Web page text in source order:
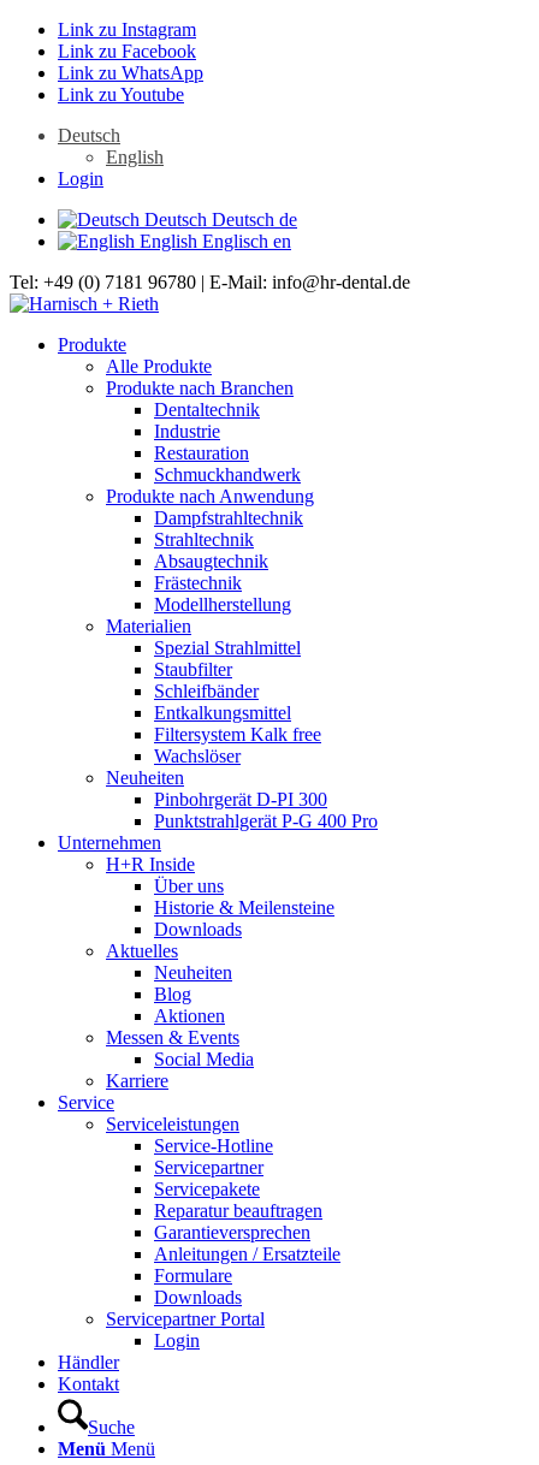
Link zu Instagram
Link zu Facebook
Link zu WhatsApp
Link zu Youtube
Deutsch
English
Login
Deutsch Deutsch de
English Englisch en
Tel: +49 (0) 7181 96780 | E-Mail: info@hr-dental.de
Produkte
Alle Produkte
Produkte nach Branchen
Dentaltechnik
Industrie
Restauration
Schmuckhandwerk
Produkte nach Anwendung
Dampfstrahltechnik
Strahltechnik
Absaugtechnik
Frästechnik
Modellherstellung
Materialien
Spezial Strahlmittel
Staubfilter
Schleifbänder
Entkalkungsmittel
Filtersystem Kalk free
Wachslöser
Neuheiten
Pinbohrgerät D-PI 300
Punktstrahlgerät P-G 400 Pro
Unternehmen
H+R Inside
Über uns
Historie & Meilensteine
Downloads
Aktuelles
Neuheiten
Blog
Aktionen
Messen & Events
Social Media
Karriere
Service
Serviceleistungen
Service-Hotline
Servicepartner
Servicepakete
Reparatur beauftragen
Garantieversprechen
Anleitungen / Ersatzteile
Formulare
Downloads
Servicepartner Portal
Login
Händler
Kontakt
Suche
Menü Menü